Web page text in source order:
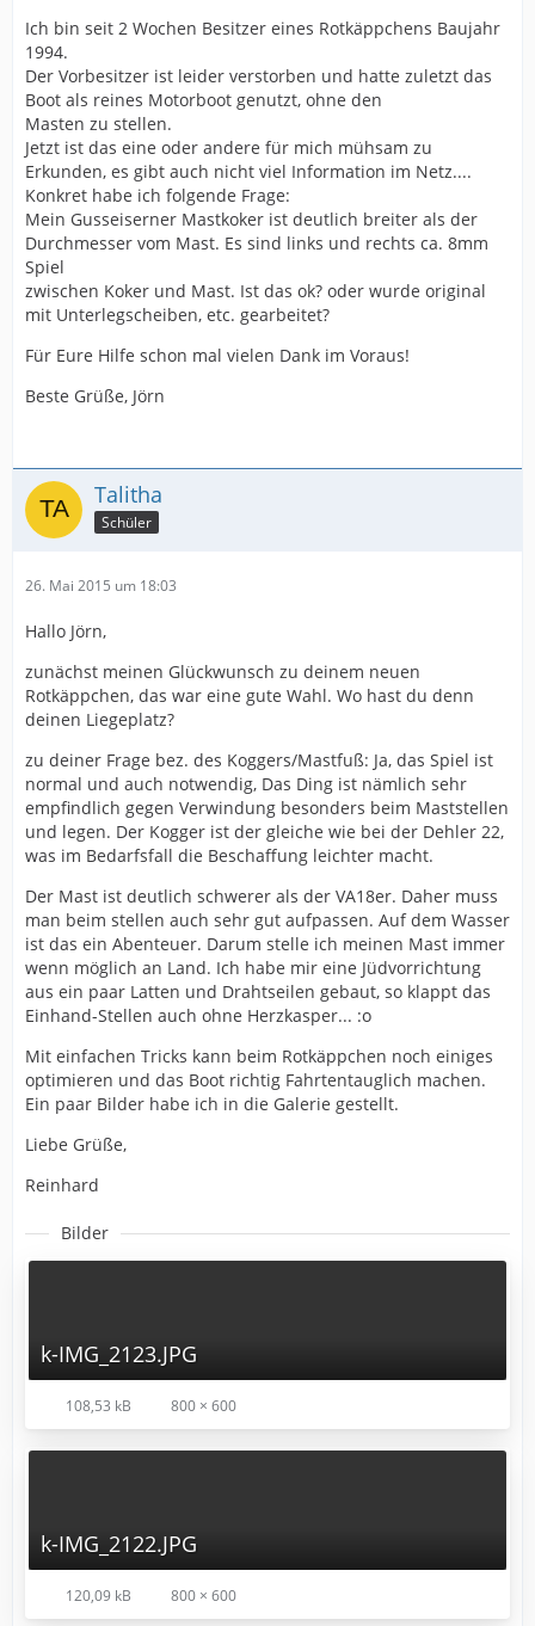
Ich bin seit 2 Wochen Besitzer eines Rotkäppchens Baujahr
1994.
Der Vorbesitzer ist leider verstorben und hatte zuletzt das
Boot als reines Motorboot genutzt, ohne den
Masten zu stellen.
Jetzt ist das eine oder andere für mich mühsam zu
Erkunden, es gibt auch nicht viel Information im Netz....
Konkret habe ich folgende Frage:
Mein Gusseiserner Mastkoker ist deutlich breiter als der
Durchmesser vom Mast. Es sind links und rechts ca. 8mm
Spiel
zwischen Koker und Mast. Ist das ok? oder wurde original
mit Unterlegscheiben, etc. gearbeitet?
Für Eure Hilfe schon mal vielen Dank im Voraus!
Beste Grüße, Jörn
Talitha
Schüler
26. Mai 2015 um 18:03
Hallo Jörn,
zunächst meinen Glückwunsch zu deinem neuen
Rotkäppchen, das war eine gute Wahl. Wo hast du denn
deinen Liegeplatz?
zu deiner Frage bez. des Koggers/Mastfuß: Ja, das Spiel ist
normal und auch notwendig, Das Ding ist nämlich sehr
empfindlich gegen Verwindung besonders beim Maststellen
und legen. Der Kogger ist der gleiche wie bei der Dehler 22,
was im Bedarfsfall die Beschaffung leichter macht.
Der Mast ist deutlich schwerer als der VA18er. Daher muss
man beim stellen auch sehr gut aufpassen. Auf dem Wasser
ist das ein Abenteuer. Darum stelle ich meinen Mast immer
wenn möglich an Land. Ich habe mir eine Jüdvorrichtung
aus ein paar Latten und Drahtseilen gebaut, so klappt das
Einhand-Stellen auch ohne Herzkasper... :o
Mit einfachen Tricks kann beim Rotkäppchen noch einiges
optimieren und das Boot richtig Fahrtentauglich machen.
Ein paar Bilder habe ich in die Galerie gestellt.
Liebe Grüße,
Reinhard
Bilder
k-IMG_2123.JPG
108,53 kB 800 × 600
k-IMG_2122.JPG
120,09 kB 800 × 600